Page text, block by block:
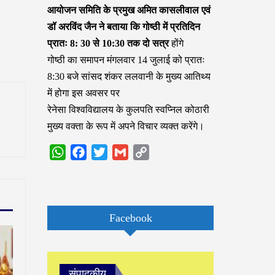
आयोजन समिति के प्रमुख अमित कासलीवाल एवं
डॉ अरविंद जैन ने बताया कि गोष्ठी में प्रतिदिन
प्रातः 8: 30 से 10:30 तक दो सत्रहोंगे
गोष्ठी का समापन मंगलवार 14 जुलाई को प्रातः
8:30 बजे सांसद शंकर ललवानी के मुख्य आतिथ्य
में होगा इस अवसर पर
रेनेसा विश्वविद्यालय के कुलपति स्वप्निल कोठारी
मुख्य वक्ता के रूप में अपने विचार व्यक्त करेंगे।
WhatsAppFacebook
Twitter Gmail
Facebook